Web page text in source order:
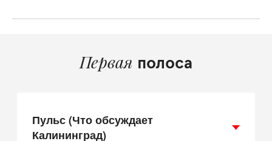
Первая полоса
Пульс (Что обсуждает
Калининград)